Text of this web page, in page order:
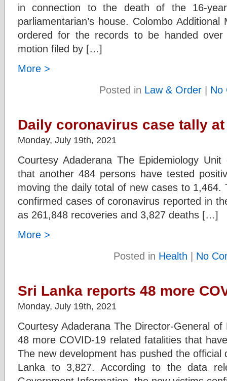
in connection to the death of the 16-
parliamentarian’s house. Colombo
ordered for the records to be handed
motion filed by […]
More >
Posted in Law & Order| No
Daily coronavirus case tally at
Monday, July 19th, 2021
Courtesy Adaderana The Epidemiology
that another 484 persons have tested
moving the daily total of new cases to
confirmed cases of coronavirus reported in
as 261,848 recoveries and 3,827 deaths […]
More >
Posted in Health | No
Sri Lanka reports 48 more
Monday, July 19th, 2021
Courtesy Adaderana The Director-General
48 more COVID-19 related fatalities that
The new development has pushed the
Lanka to 3,827. According to the data